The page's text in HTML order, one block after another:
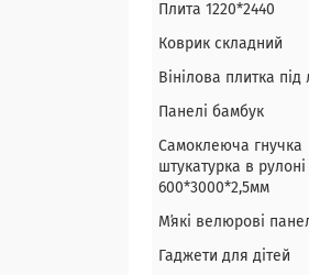
Плита 1220*2440
Коврик складний
Вінілова плитка під
Панелі бамбук
Самоклеюча гнучка
штукатурка в рулоні
600*3000*2,5мм
Мʼякі велюрові
Гаджети для дітей